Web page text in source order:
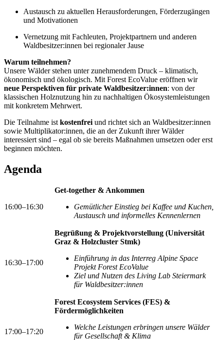
Austausch zu aktuellen Herausforderungen, Förderzugängen
und Motivationen
Vernetzung mit Fachleuten, Projektpartnern und anderen
Waldbesitzer:innen bei regionaler Jause
Warum teilnehmen?
Unsere Wälder stehen unter zunehmendem Druck – klimatisch,
ökonomisch und ökologisch. Mit Forest EcoValue eröffnen wir
neue Perspektiven für private Waldbesitzer:innen: von der
klassischen Holznutzung hin zu nachhaltigen Ökosystemleistungen
mit konkretem Mehrwert.
Die Teilnahme ist kostenfrei und richtet sich an Waldbesitzer:innen
sowie Multiplikator:innen, die an der Zukunft ihrer Wälder
interessiert sind – egal ob sie bereits Maßnahmen umsetzen oder erst
beginnen möchten.
Agenda
16:00–16:30
Get-together & Ankommen
Gemütlicher Einstieg bei Kaffee und Kuchen,
Austausch und informelles Kennenlernen
16:30–1 7:00
Begrüßung & Projektvorstellung (Universität
Graz & Holzcluster Stmk)
Einführung in das Interreg Alpine Space
Projekt Forest EcoValue
Ziel und Nutzen des Living Lab Steiermark
für Waldbesitzer:innen
1 7:00–17:20
Forest Ecosystem Services (FES) &
Fördermöglichkeiten
Welche Leistungen erbringen unsere Wälder
für Gesellschaft & Klima